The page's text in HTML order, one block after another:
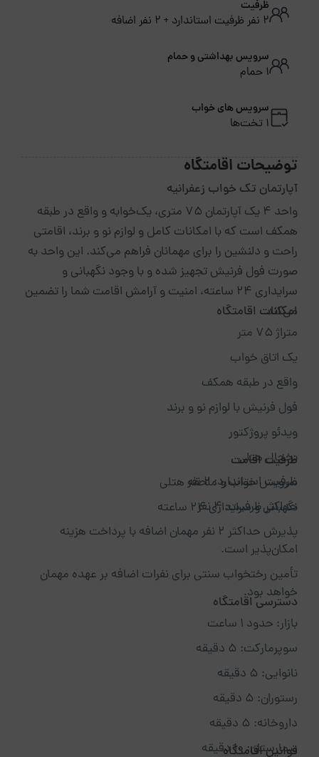
ظرفیت
2 نفر ظرفیت استاندارد + 2 نفر اضافه
سرویس بهداشتی و حمام
1 حمام
سرویس های خواب
1 تخت‌ها
توضیحات اقامتگاه
آپارتمان تک خواب زعفرانیه
واحد ۴ یک آپارتمان ۷۵ متری، یک‌خوابه و واقع در طبقه
همکف است که با امکانات کامل و لوازم نو و برند، اقامتی
راحت و دلنشین را برای مهمانان فراهم می‌کند. این واحد به
صورت فول فرنیش تجهیز شده و با وجود نگهبانی و
سرایداری ۲۴ ساعته، امنیت و آرامش اقامت شما را تضمین
می‌کند.
امکانات اقامتگاه
متراژ ۷۵ متر
یک اتاق خواب
واقع در طبقه همکف
فول فرنیش با لوازم نو و برند
ویدئو پروژکتور
یخچال هتلی
سرویس خواب و ملحفه هتلی
نگهبانی و سرایداری ۲۴ ساعته
ظرفیت اقامت
ظرفیت استاندارد: ۲ نفر
حداکثر ظرفیت: ۴ نفر
پذیرش حداکثر ۲ نفر مهمان اضافه با پرداخت هزینه
امکان‌پذیر است.
تأمین رختخواب سنتی برای نفرات اضافه بر عهده مهمان
خواهد بود.
دسترسی اقامتگاه
بازار: حدود ۱ ساعت
سوپرمارکت: ۵ دقیقه
نانوایی: ۵ دقیقه
رستوران: ۵ دقیقه
داروخانه: ۵ دقیقه
بیمارستان: ۱۰ دقیقه
قوانین اقامتگاه